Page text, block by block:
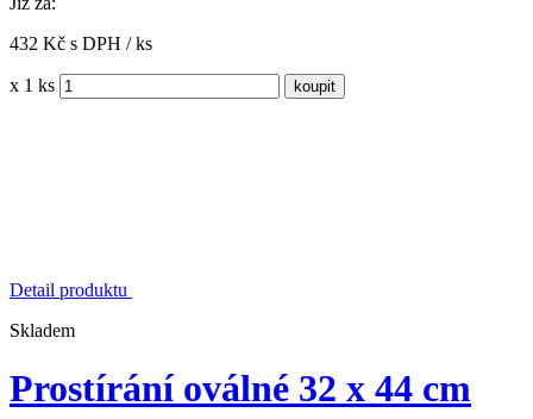
432 Kč s DPH / ks
x 1 ks
Detail produktu
Skladem
Prostírání oválné 32 x 44 cm